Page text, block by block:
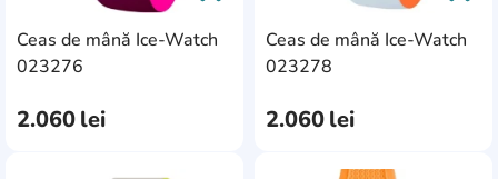
Ceas de mână Ice-Watch
023276
2.060lei
AddCardToCart
Ceas de mână Ice-Watch
023278
2.060lei